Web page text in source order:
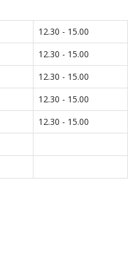
12.30 - 15.00
12.30 - 15.00
12.30 - 15.00
12.30 - 15.00
12.30 - 15.00